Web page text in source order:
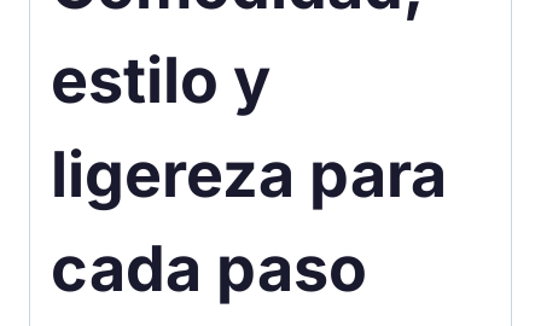
estilo y
ligereza para
cada paso